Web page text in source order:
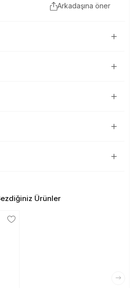
Arkadaşına öner
Ürünler